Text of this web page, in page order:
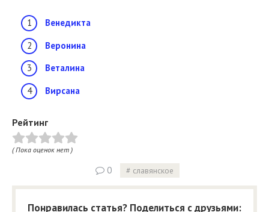
Венедикта
Веронина
Веталина
Вирсана
Рейтинг
( Пока оценок нет )
0 славянское
Понравилась статья? Поделиться с друзьями: